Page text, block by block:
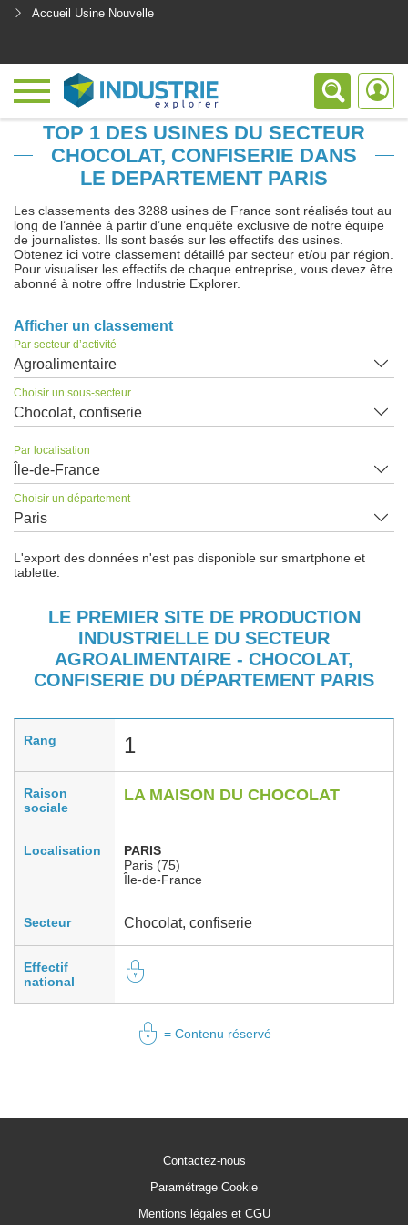
Accueil Usine Nouvelle
TOP 1 DES USINES DU SECTEUR
CHOCOLAT, CONFISERIE DANS
LE DEPARTEMENT PARIS
Les classements des 3288 usines de France sont réalisés tout au
long de l’année à partir d’une enquête exclusive de notre équipe
de journalistes. Ils sont basés sur les effectifs des usines.
Obtenez ici votre classement détaillé par secteur et/ou par région.
Pour visualiser les effectifs de chaque entreprise, vous devez être
abonné à notre offre Industrie Explorer.
Afficher un classement
Par secteur d’activité
Agroalimentaire
Choisir un sous-secteur
Chocolat, confiserie
Par localisation
Île-de-France
Choisir un département
Paris
L'export des données n'est pas disponible sur smartphone et
tablette.
LE PREMIER SITE DE PRODUCTION
INDUSTRIELLE DU SECTEUR
AGROALIMENTAIRE - CHOCOLAT,
CONFISERIE DU DÉPARTEMENT PARIS
Rang 1
Raison
sociale
LA MAISON DU CHOCOLAT
Localisation
PARIS
Paris (75)
Île-de-France
Secteur Chocolat, confiserie
Effectif
national
= Contenu réservé
Contactez-nous
Paramétrage Cookie
Mentions légales et CGU